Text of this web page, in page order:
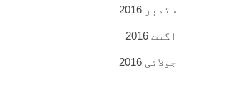
ستمبر 2016
اگست 2016
جولائی 2016